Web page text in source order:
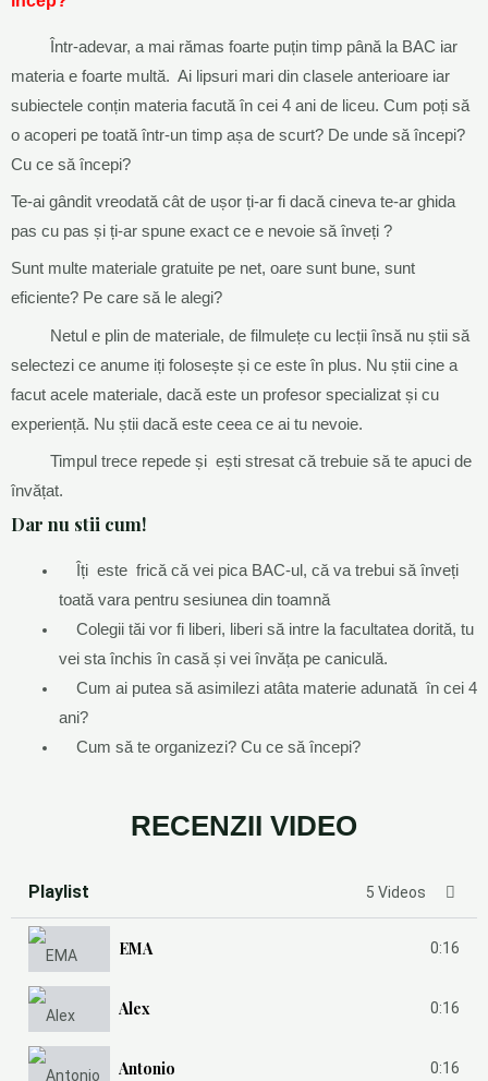
Într-adevar, a mai rămas foarte puțin timp până la BAC iar
materia e foarte multă. Ai lipsuri mari din clasele anterioare iar
subiectele conțin materia facută în cei 4 ani de liceu. Cum poți să
o acoperi pe toată într-un timp așa de scurt? De unde să începi?
Cu ce să începi?
Te-ai gândit vreodată cât de ușor ți-ar fi dacă cineva te-ar ghida
pas cu pas și ți-ar spune exact ce e nevoie să înveți ?
Sunt multe materiale gratuite pe net, oare sunt bune, sunt
eficiente? Pe care să le alegi?
Netul e plin de materiale, de filmulețe cu lecții însă nu știi să
selectezi ce anume iți folosește și ce este în plus. Nu știi cine a
facut acele materiale, dacă este un profesor specializat și cu
experiență. Nu știi dacă este ceea ce ai tu nevoie.
Timpul trece repede și ești stresat că trebuie să te apuci de
învățat.
Dar nu stii cum!
Îți este frică că vei pica BAC-ul, că va trebui să înveți
toată vara pentru sesiunea din toamnă
Colegii tăi vor fi liberi, liberi să intre la facultatea dorită, tu
vei sta închis în casă și vei învăța pe caniculă.
Cum ai putea să asimilezi atâta materie adunată în cei 4
ani?
Cum să te organizezi? Cu ce să începi?
RECENZII VIDEO
Playlist 5 Videos
EMA 0:16
Alex 0:16
Antonio 0:16